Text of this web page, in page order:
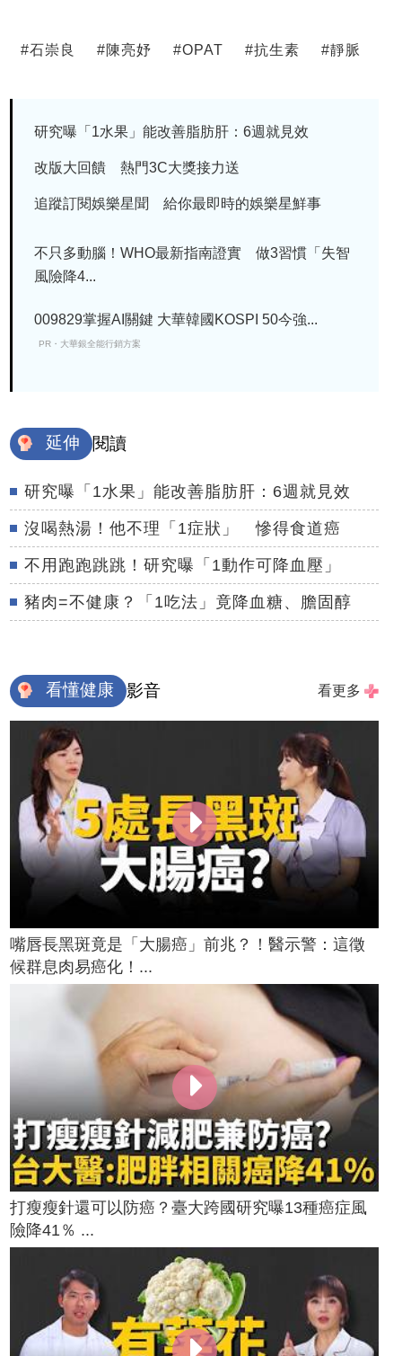
#石崇良 #陳亮妤 #OPAT #抗生素 #靜脈
研究曝「1水果」能改善脂肪肝：6週就見效
改版大回饋 熱門3C大獎接力送
追蹤訂閱娛樂星聞 給你最即時的娛樂星鮮事
不只多動腦！WHO最新指南證實 做3習慣「失智
風險降4...
009829掌握AI關鍵 大華韓國KOSPI 50今強...
PR・大華銀全能行銷方案
延伸 閱讀
研究曝「1水果」能改善脂肪肝：6週就見效
沒喝熱湯！他不理「1症狀」 慘得食道癌
不用跑跑跳跳！研究曝「1動作可降血壓」
豬肉=不健康？「1吃法」竟降血糖、膽固醇
看懂健康 影音 看更多
嘴唇長黑斑竟是「大腸癌」前兆？！醫示警：這徵
候群息肉易癌化！...
打瘦瘦針還可以防癌？臺大跨國研究曝13種癌症風
險降41％ ...